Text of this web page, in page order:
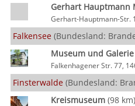
Gerhart Hauptmann
Gerhart-Hauptmann-Str.
Falkensee (Bundesland:
Museum und Galerie
Falkenhagener Str. 77,
Finsterwalde (Bundesland:
Kreismuseum(98 km)